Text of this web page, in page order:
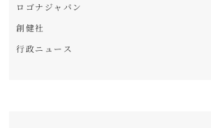
ロゴナジャパン
創健社
行政ニュース